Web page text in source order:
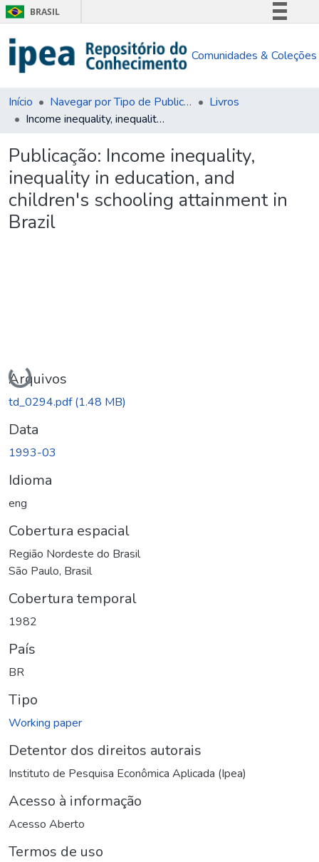
BRASIL
Comunica BR
Acesso à informação
Comunidades & Coleções
Início Navegar por Tipo de Publicação
Livros
Income inequality, inequality in education, and children's schooling attainment in Brazil
Publicação: Income inequality,
inequality in education, and
children's schooling attainment in
Brazil
Carregando...
Arquivos
td_0294.pdf(1.48 MB)
Data
1993-03
Idioma
eng
Cobertura espacial
Região Nordeste do Brasil
São Paulo, Brasil
Cobertura temporal
1982
País
BR
Tipo
Working paper
Detentor dos direitos autorais
Instituto de Pesquisa Econômica Aplicada (Ipea)
Acesso à informação
Acesso Aberto
Termos de uso